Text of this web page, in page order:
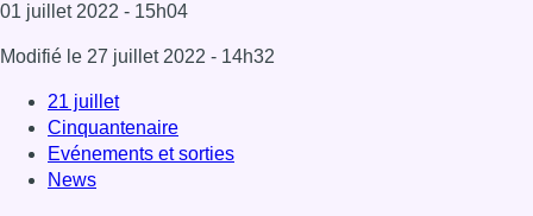
01 juillet 2022 - 15h04
Modifié le 27 juillet 2022 - 14h32
21 juillet
Cinquantenaire
Evénements et sorties
News